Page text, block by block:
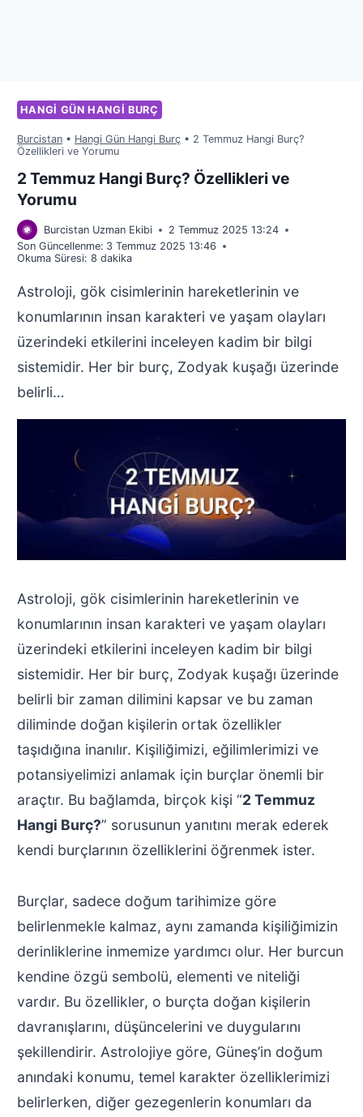
HANGI GÜN HANGI BURÇ
Burcistan• Hangi Gün Hangi Burç• 2 Temmuz Hangi Burç?
Özellikleri ve Yorumu
2 Temmuz Hangi Burç? Özellikleri ve
Yorumu
Burcistan Uzman Ekibi
2 Temmuz 2025 13:24
Son Güncellenme: 3 Temmuz 2025 13:46
Okuma Süresi: 8 dakika
Astroloji, gök cisimlerinin hareketlerinin ve
konumlarının insan karakteri ve yaşam olayları
üzerindeki etkilerini inceleyen kadim bir bilgi
sistemidir. Her bir burç, Zodyak kuşağı üzerinde
belirli…
Astroloji, gök cisimlerinin hareketlerinin ve
konumlarının insan karakteri ve yaşam olayları
üzerindeki etkilerini inceleyen kadim bir bilgi
sistemidir. Her bir burç, Zodyak kuşağı üzerinde
belirli bir zaman dilimini kapsar ve bu zaman
diliminde doğan kişilerin ortak özellikler
taşıdığına inanılır. Kişiliğimizi, eğilimlerimizi ve
potansiyelimizi anlamak için burçlar önemli bir
araçtır. Bu bağlamda, birçok kişi “2 Temmuz
Hangi Burç?” sorusunun yanıtını merak ederek
kendi burçlarının özelliklerini öğrenmek ister.
Burçlar, sadece doğum tarihimize göre
belirlenmekle kalmaz, aynı zamanda kişiliğimizin
derinliklerine inmemize yardımcı olur. Her burcun
kendine özgü sembolü, elementi ve niteliği
vardır. Bu özellikler, o burçta doğan kişilerin
davranışlarını, düşüncelerini ve duygularını
şekillendirir. Astrolojiye göre, Güneş’in doğum
anındaki konumu, temel karakter özelliklerimizi
belirlerken, diğer gezegenlerin konumları da